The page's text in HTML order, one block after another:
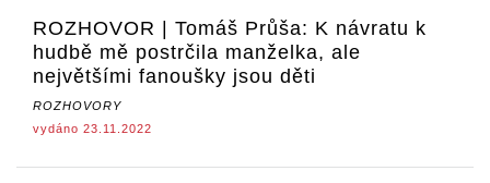
ROZHOVOR | Tomáš Průša: K návratu k
hudbě mě postrčila manželka, ale
největšími fanoušky jsou děti
ROZHOVORY
vydáno 23.11.2022